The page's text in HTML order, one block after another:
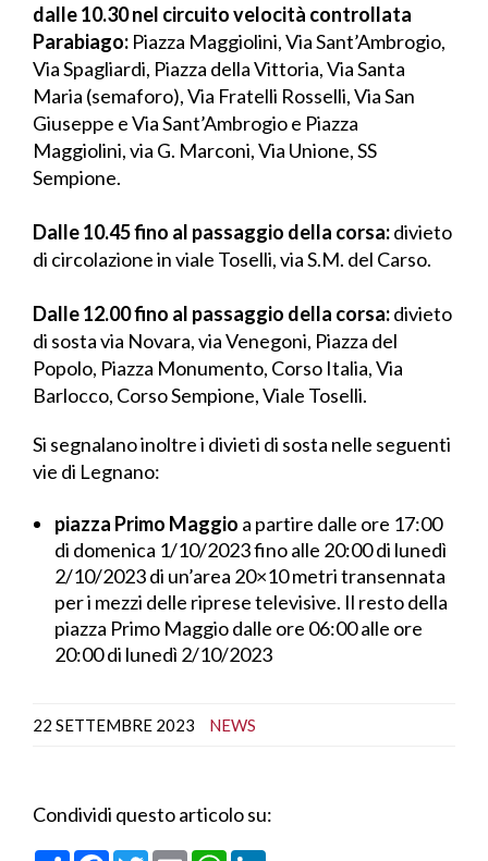
dalle 10.30 nel circuito velocità controllata
Parabiago: Piazza Maggiolini, Via Sant’Ambrogio,
Via Spagliardi, Piazza della Vittoria, Via Santa
Maria (semaforo), Via Fratelli Rosselli, Via San
Giuseppe e Via Sant’Ambrogio e Piazza
Maggiolini, via G. Marconi, Via Unione, SS
Sempione.
Dalle 10.45 fino al passaggio della corsa:divieto
di circolazione in viale Toselli, via S.M. del Carso.
Dalle 12.00 fino al passaggio della corsa:divieto
di sosta via Novara, via Venegoni, Piazza del
Popolo, Piazza Monumento, Corso Italia, Via
Barlocco, Corso Sempione, Viale Toselli.
Si segnalano inoltre i divieti di sosta nelle seguenti
vie di Legnano:
piazza Primo Maggio a partire dalle ore 17:00
di domenica 1/10/2023 fino alle 20:00 di lunedì
2/10/2023 di un’area 20×10 metri transennata
per i mezzi delle riprese televisive. Il resto della
piazza Primo Maggio dalle ore 06:00 alle ore
20:00 di lunedì 2/10/2023
22 SETTEMBRE 2023 NEWS
Condividi questo articolo su: